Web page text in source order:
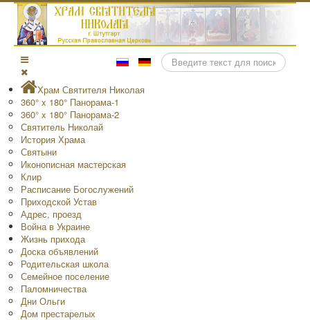
Поиск
Храм Святителя Николая
360° x 180° Панорама-1
360° x 180° Панорама-2
Святитель Николай
История Храма
Святыни
Иконописная мастерская
Клир
Расписание Богослужений
Приходской Устав
Адрес, проезд
Война в Украине
Жизнь прихода
Доска объявлений
Родительская школа
Семейное поселение
Паломничества
Дни Ольги
Дом престарелых